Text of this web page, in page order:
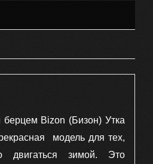
берцем Bizon (Бизон) Утка
модель для тех,
двигаться зимой. Это